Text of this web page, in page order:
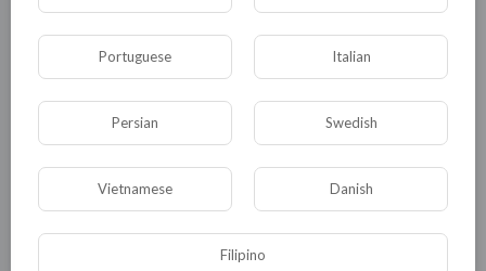
КАТЕГОРИИ
Общая Политика
Происшествия
Криминал
Portuguese Italian
Persian Swedish
Vietnamese Danish
Filipino